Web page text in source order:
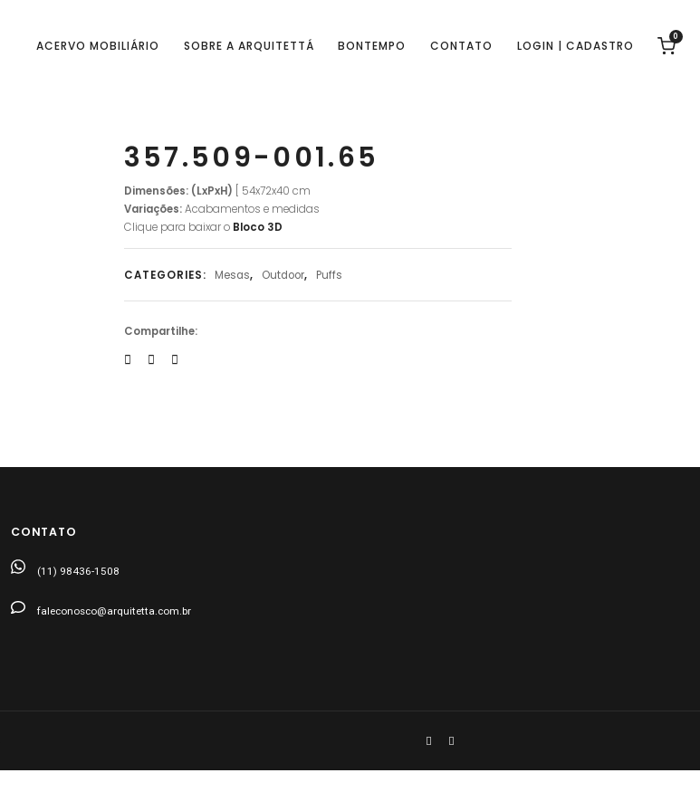
ACERVO MOBILIÁRIO SOBRE A ARQUITETTÁ BONTEMPO CONTATO LOGIN | CADASTRO
0
357.509-001.65
Dimensões: (LxPxH)
[ 54x72x40 cm
Variações:Acabamentos e medidas
Clique para baixar o Bloco 3D
CATEGORIES: Mesas, Outdoor, Puffs
Compartilhe:
CONTATO
(11) 98436-1508
faleconosco@arquitetta.com.br